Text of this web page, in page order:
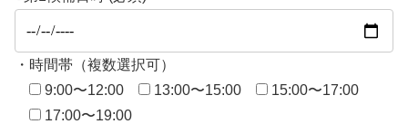
・時間帯（複数選択可）
9:00〜12:00
13:00〜15:00
15:00〜17:00
17:00〜19:00